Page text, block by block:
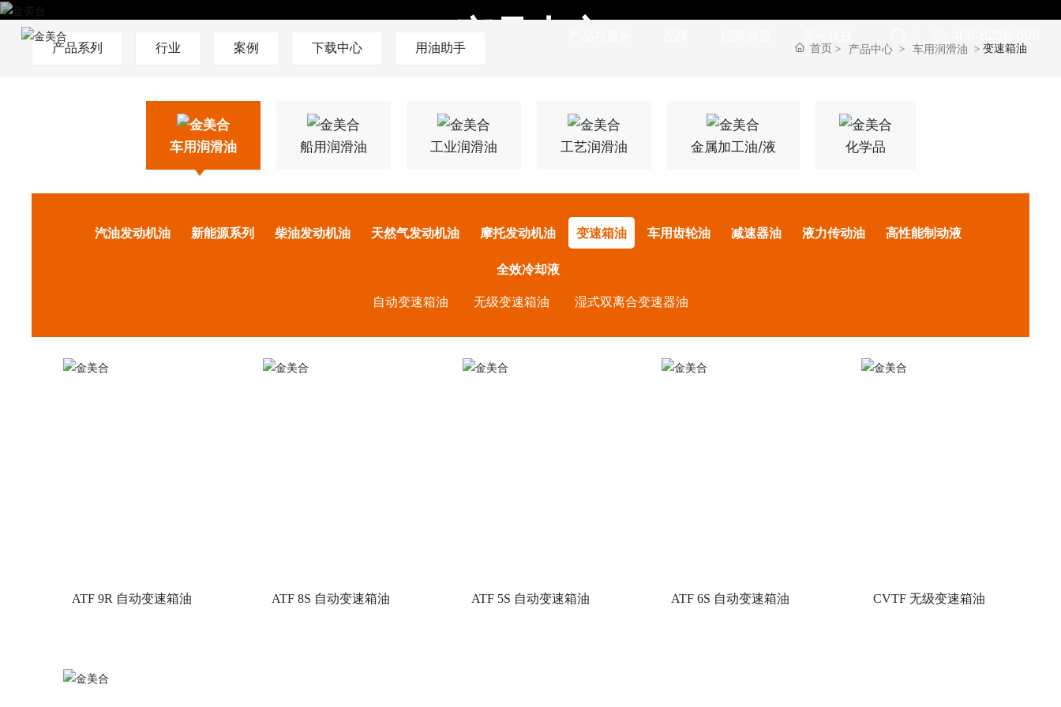
产品中心
产品系列 行业 案例 下载中心 用油助手 首页 产品中心 车用润滑油 变速箱油
车用润滑油 船用润滑油 工业润滑油 工艺润滑油 金属加工油/液 化学品
汽油发动机油 新能源系列 柴油发动机油 天然气发动机油 摩托发动机油 变速箱油 车用齿轮油 减速器油 液力传动油 高性能制动液
全效冷却液
自动变速箱油 无级变速箱油 湿式双离合变速器油
ATF 9R 自动变速箱油 ATF 8S 自动变速箱油 ATF 5S 自动变速箱油 ATF 6S 自动变速箱油 CVTF 无级变速箱油